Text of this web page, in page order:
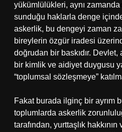
yükümlülükleri, aynı
sunduğu haklarla denge
askerlik, bu dengeyi zaman
bireylerin özgür iradesi
doğrudan bir baskıdır.
bir kimlik ve aidiyet duygusu
“toplumsal sözleşmeye”
Fakat burada ilginç bir ayrım
toplumlarda askerlik
tarafından, yurttaşlık